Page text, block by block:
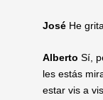
José He
Alberto Sí,
les estás
estar vis a